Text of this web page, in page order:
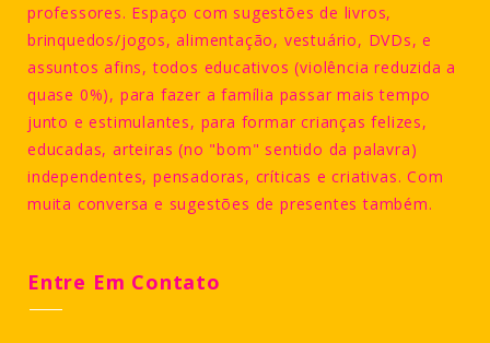
professores. Espaço com sugestões de livros,
brinquedos/jogos, alimentação, vestuário, DVDs, e
assuntos afins, todos educativos (violência reduzida a
quase 0%), para fazer a família passar mais tempo
junto e estimulantes, para formar crianças felizes,
educadas, arteiras (no "bom" sentido da palavra)
independentes, pensadoras, críticas e criativas. Com
muita conversa e sugestões de presentes também.
Entre Em Contato